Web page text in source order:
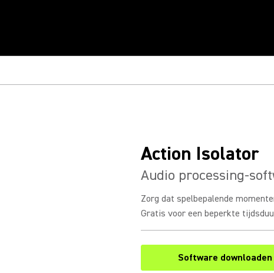
Action Isolator
Audio processing-
Zorg dat spelbepalende
Gratis voor een beperkte
Software downloaden